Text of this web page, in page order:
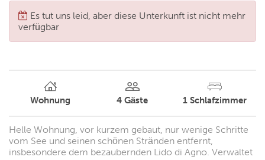
Es tut uns leid, aber diese Unterkunft ist nicht mehr
verfügbar
Wohnung 4 Gäste 1 Schlafzimmer
Helle Wohnung, vor kurzem gebaut, nur wenige Schritte
vom See und seinen schönen Stränden entfernt,
insbesondere dem bezaubernden Lido di Agno. Verwaltet